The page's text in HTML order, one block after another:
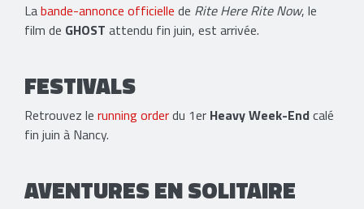
Labande-annonce officielle de Rite Here Rite Now, le
film de GHOST attendu fin juin, est arrivée.
FESTIVALS
Retrouvez le running orderdu 1er Heavy Week-Endcalé
fin juin à Nancy.
AVENTURES EN SOLITAIRE